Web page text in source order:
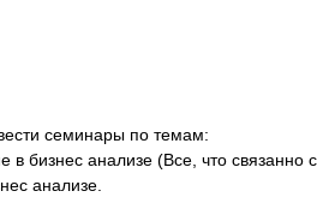
семинары по темам:
бизнес анализе (Все, что связанно
анализе.